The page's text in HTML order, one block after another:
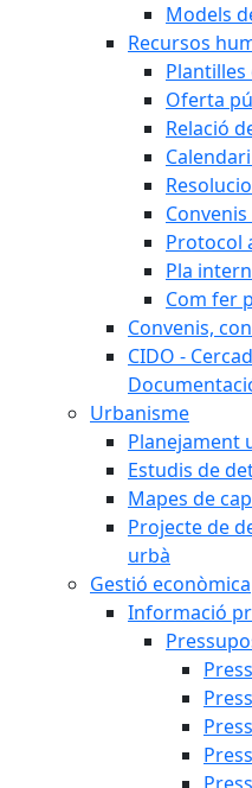
Models
Recursos
Oferta
Relació
Protocol
Pla
Com fer
Convenis,
CIDO -
Urbanisme
Planejament
Estudis de
Mapes de
Projecte de
urbà
Gestió econòmica
Informació